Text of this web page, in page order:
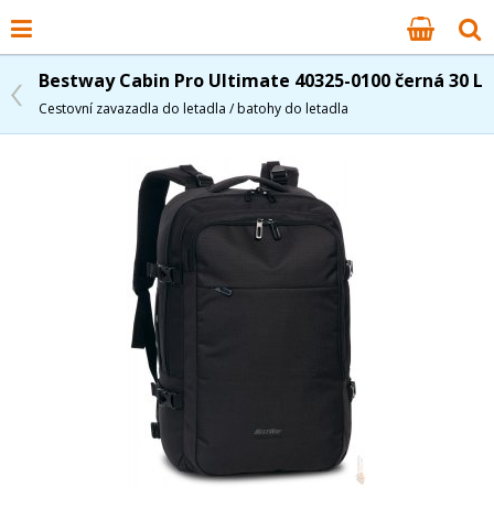
Bestway Cabin Pro Ultimate 40325-0100 černá 30 L
Cestovní zavazadla do letadla / batohy do letadla